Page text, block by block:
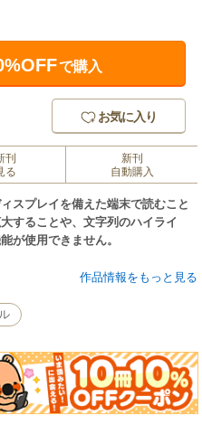
で購入
お気に入り
刊
る
新刊
自動購入
スプレイを備えた端末で読むこと
することや、文字列のハイライ
が使用できません。
ロン』久保和功がタッグを組んで話
、前作で大評判となったG1徹底攻
く、JBCおよび東京大賞典につい
切る京都大学出身の馬券師2人によ
まった一冊。馬券の買い方を勉強
作品情報をもっと見る